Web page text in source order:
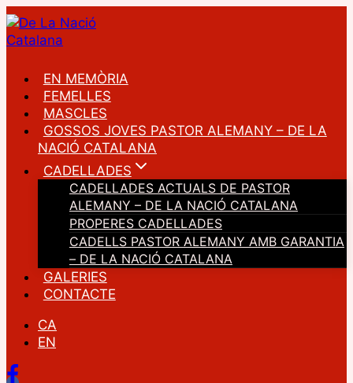
Vés
al
contingut
EN MEMÒRIA
FEMELLES
MASCLES
GOSSOS JOVES PASTOR ALEMANY – DE LA
NACIÓ CATALANA
CADELLADES
CADELLADES ACTUALS DE PASTOR
ALEMANY – DE LA NACIÓ CATALANA
PROPERES CADELLADES
CADELLS PASTOR ALEMANY AMB GARANTIA
– DE LA NACIÓ CATALANA
GALERIES
CONTACTE
CA
EN